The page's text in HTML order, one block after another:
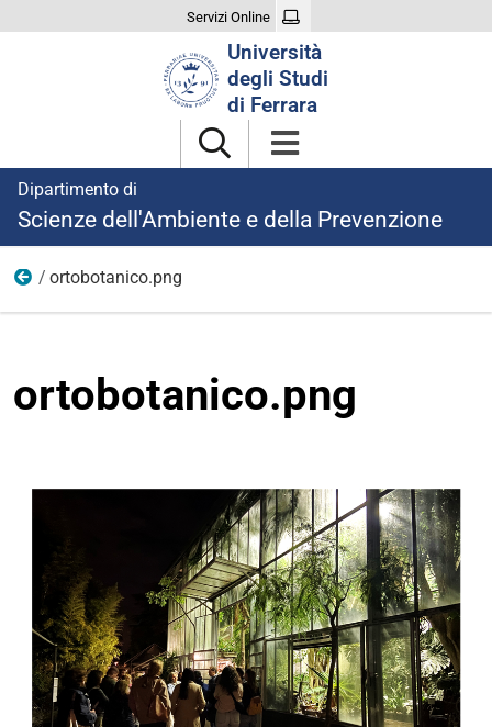
Servizi Online
Università
degli Studi
di Ferrara
Dipartimento di
Scienze dell'Ambiente e della Prevenzione
immagini
ortobotanico.png
ortobotanico.png